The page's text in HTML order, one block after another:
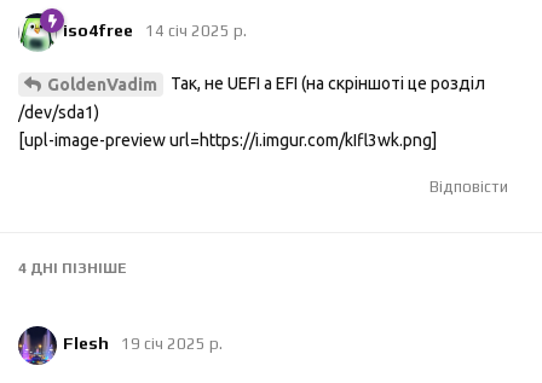
iso4free 14 січ 2025 р.
GoldenVadim
Так, не UEFI а EFI (на скріншоті це розділ
/dev/sda1)
[upl-image-preview url=https://i.imgur.com/kIfl3wk.png]
Відповісти
4 ДНІ ПІЗНІШЕ
Flesh 19 січ 2025 р.